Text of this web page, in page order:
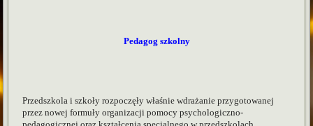
Pedagog szkolny
Przedszkola i szkoły rozpoczęły właśnie wdrażanie przygotowanej
przez nowej formuły organizacji pomocy psychologiczno-